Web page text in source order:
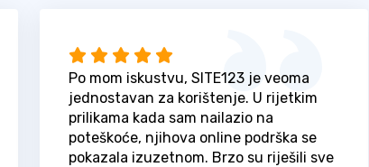
Po mom iskustvu, SITE123 je veoma
jednostavan za korištenje. U rijetkim
prilikama kada sam nailazio na
poteškoće, njihova online podrška se
pokazala izuzetnom. Brzo su riješili sve